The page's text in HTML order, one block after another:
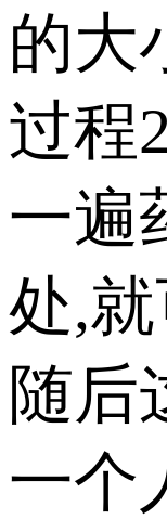
的大
过程
一遍
处,就
随后
一个